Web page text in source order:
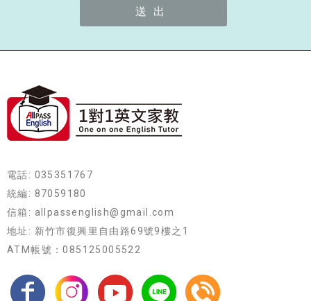
電話: 035351767
統編: 87059180
信箱: allpassenglish@gmail.com
地址: 新竹市復興里自由路69號9樓之1
ATM帳號：085125005522